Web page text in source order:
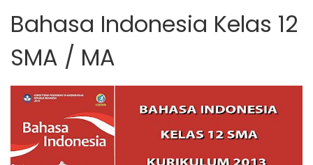
Bahasa Indonesia Kelas 12
SMA / MA